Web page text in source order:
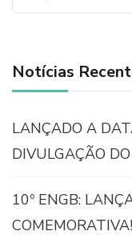
por:
Notícias
LANÇADO A
DIVULGAÇÃO
10º ENGB:
COMEMORATIVA!